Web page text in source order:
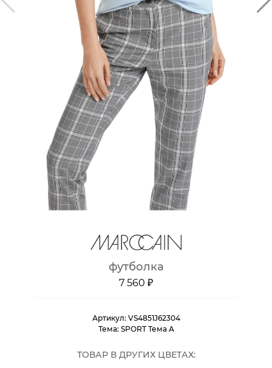
футболка
7 560 ₽
Артикул: VS4851J62304
Тема: SPORT Тема A
ТОВАР В ДРУГИХ ЦВЕТАХ: